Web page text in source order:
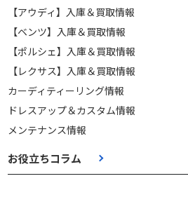
【アウディ】入庫＆買取情報
【ベンツ】入庫＆買取情報
【ポルシェ】入庫＆買取情報
【レクサス】入庫＆買取情報
カーディティーリング情報
ドレスアップ＆カスタム情報
メンテナンス情報
お役立ちコラム